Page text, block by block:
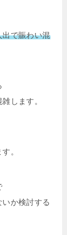
出で賑わい混
します。
。
か検討する